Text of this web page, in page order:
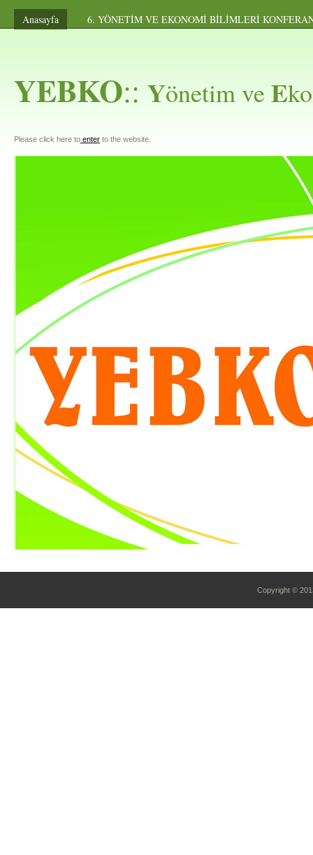
Anasayfa 6. YÖNETİM VE EKONOMİ BİLİMLERİ
YEBKO:: Yönetim ve E
Please click here to enter to the website.
Copyright ©